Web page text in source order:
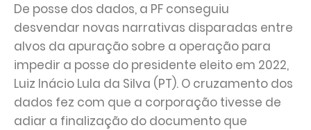
De posse dos dados, a PF conseguiu
desvendar novas narrativas disparadas entre
alvos da apuração sobre a operação para
impedir a posse do presidente eleito em 2022,
Luiz Inácio Lula da Silva (PT). O cruzamento dos
dados fez com que a corporação tivesse de
adiar a finalização do documento que